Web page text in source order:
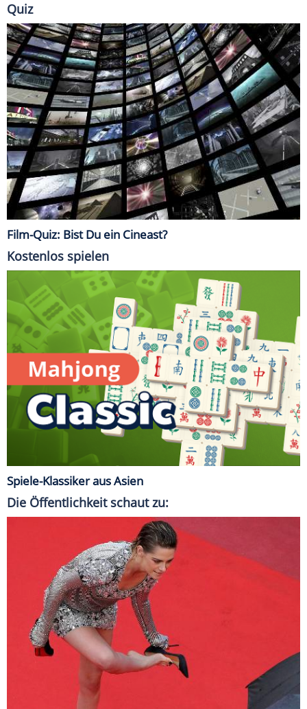
Quiz
Film-Quiz: Bist Du ein Cineast?
Kostenlos spielen
Spiele-Klassiker aus Asien
Die Öffentlichkeit schaut zu: